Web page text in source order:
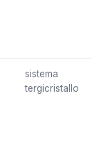
sistema
tergicristallo